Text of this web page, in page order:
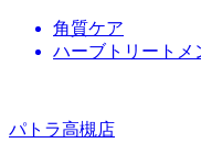
角質ケア
ハーブトリートメ
パトラ高槻店